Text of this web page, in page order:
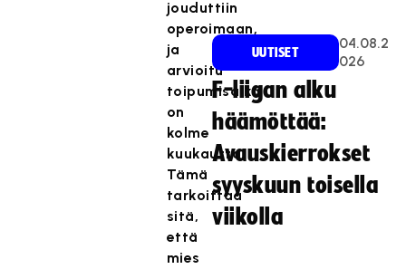
jouduttiin
operoimaan,
ja
arvioitu
toipumisaika
on
kolme
kuukautta.
Tämä
tarkoittaa
sitä,
että
mies
UUTISET
04.08.2
026
F-liigan alku
häämöttää:
Avauskierrokset
syyskuun toisella
viikolla